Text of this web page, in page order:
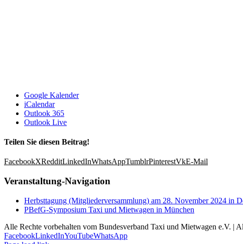
Google Kalender
iCalendar
Outlook 365
Outlook Live
Teilen Sie diesen Beitrag!
FacebookXRedditLinkedInWhatsAppTumblrPinterestVkE-Mail
Veranstaltung-Navigation
Herbsttagung (Mitgliederversammlung) am 28. November 2024 in
PBefG-Symposium Taxi und Mietwagen in München
Alle Rechte vorbehalten vom Bundesverband Taxi und Mietwagen e.V. |
FacebookLinkedInYouTubeWhatsApp